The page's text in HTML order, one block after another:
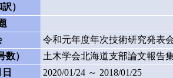
）
令和元年度年次技術研究発表
数）
土木学会北海道支部論文報告
2020/01/24 ～ 2018/01/25